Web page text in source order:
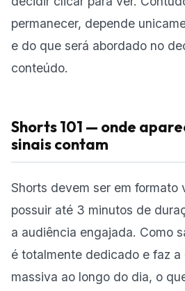
permanecer, depende
e do que será abordado no
conteúdo.
Shorts 101 — onde
sinais contam
Shorts devem ser em formato
possuir até 3 minutos de
a audiência engajada. Como
é totalmente dedicado e faz
massiva ao longo do dia, o